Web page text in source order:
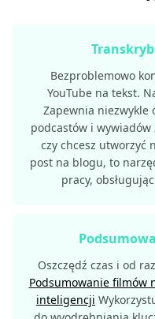
Bezproblemowo
YouTube na tekst.
Zapewnia niezwykle
podcastów i wywiadów
czy chcesz utworzyć
post na blogu, to
pracy,
Oszczędź czas i od
Podsumowanie filmów
inteligencji